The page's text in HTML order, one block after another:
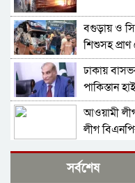
বগুড়ায় ও
শিশুসহ
ঢাকায়
পাকিস্তান
আওয়ামী
লীগ
শহীদ
জামায়াত
সর্বশেষ